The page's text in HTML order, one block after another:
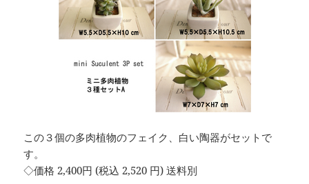
この３個の多肉植物のフェイク、白い陶器がセットで
す。
◇価格 2,400円 (税込 2,520 円) 送料別